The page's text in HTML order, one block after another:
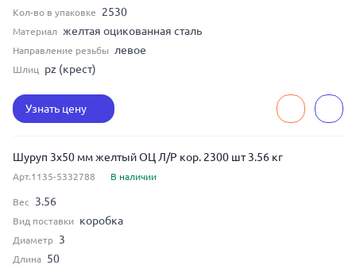
Кол-во в упаковке 2530
Материал желтая оцикованная сталь
Направление резьбы левое
Шлиц pz (крест)
Узнать цену
Шуруп 3x50 мм желтый ОЦ Л/Р кор. 2300 шт 3.56 кг
Арт.1135-5332788 В наличии
Вес 3.56
Вид поставки коробка
Диаметр 3
Длина 50